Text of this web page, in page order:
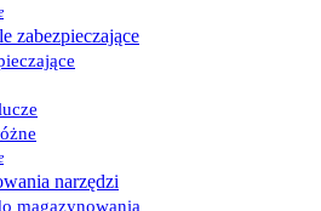
zabezpieczające
narzędzi
magazynowania